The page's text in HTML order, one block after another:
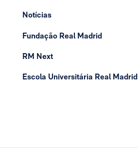
Notícias
Fundação Real Madrid
RM Next
Escola Universitária Real Madrid